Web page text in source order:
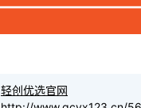
轻创优选官网